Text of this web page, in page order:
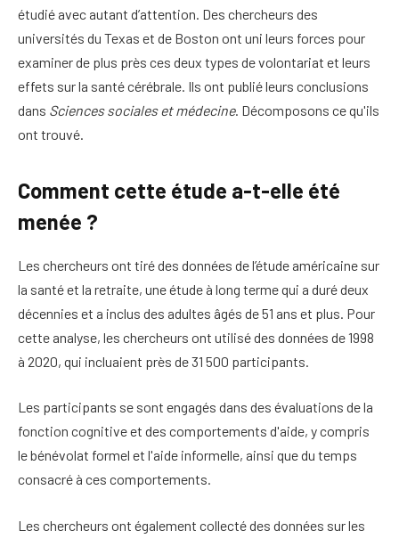
étudié avec autant d’attention. Des chercheurs des
universités du Texas et de Boston ont uni leurs forces pour
examiner de plus près ces deux types de volontariat et leurs
effets sur la santé cérébrale. Ils ont publié leurs conclusions
dans Sciences sociales et médecine. Décomposons ce qu'ils
ont trouvé.
Comment cette étude a-t-elle été
menée ?
Les chercheurs ont tiré des données de l’étude américaine sur
la santé et la retraite, une étude à long terme qui a duré deux
décennies et a inclus des adultes âgés de 51 ans et plus. Pour
cette analyse, les chercheurs ont utilisé des données de 1998
à 2020, qui incluaient près de 31 500 participants.
Les participants se sont engagés dans des évaluations de la
fonction cognitive et des comportements d'aide, y compris
le bénévolat formel et l'aide informelle, ainsi que du temps
consacré à ces comportements.
Les chercheurs ont également collecté des données sur les